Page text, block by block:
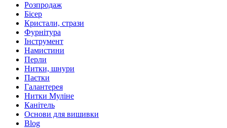
Розпродаж
Бісер
Кристали, стрази
Фурнітура
Інструмент
Намистини
Перли
Нитки, шнури
Паєтки
Галантерея
Нитки Муліне
Канітель
Основи для вишивки
Blog